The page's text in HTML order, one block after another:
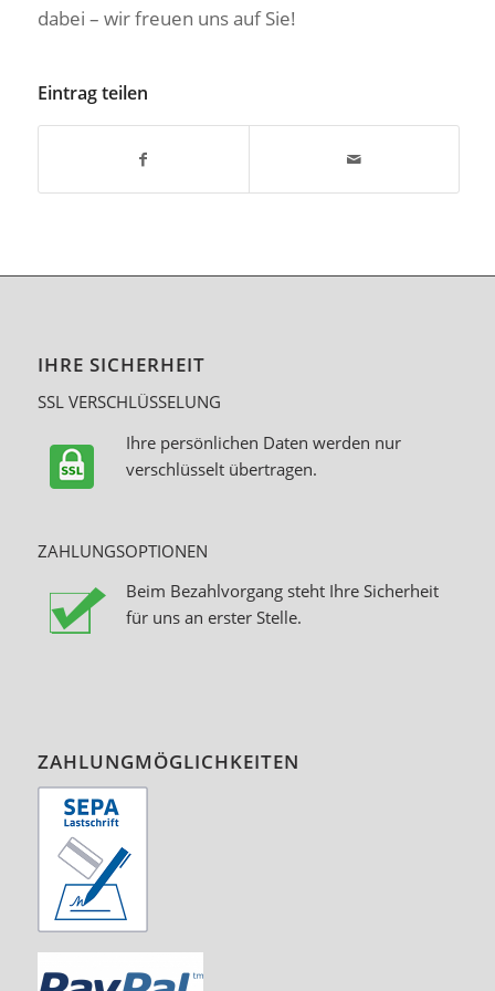
dabei – wir freuen uns auf Sie!
Eintrag teilen
IHRE SICHERHEIT
SSL VERSCHLÜSSELUNG
Ihre persönlichen Daten werden nur
verschlüsselt übertragen.
ZAHLUNGSOPTIONEN
Beim Bezahlvorgang steht Ihre Sicherheit
für uns an erster Stelle.
ZAHLUNGMÖGLICHKEITEN